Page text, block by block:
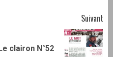
Suivant
clairon N°52